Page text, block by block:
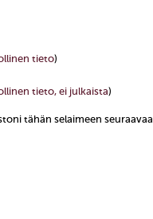
tieto)
tieto, ei julkaista)
tähän selaimeen seuraavaa